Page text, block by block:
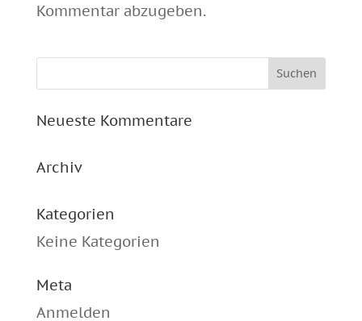
Kommentar abzugeben.
Neueste Kommentare
Archiv
Kategorien
Keine Kategorien
Meta
Anmelden